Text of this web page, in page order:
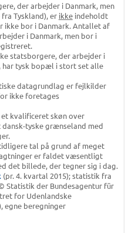
der arbejder i Danmark, men
Tyskland), er ikkeindeholdt
ikke bor i Danmark. Antallet af
i Danmark, men bor i
statsborgere, der arbejder i
har tysk bopæl i stort set alle
datagrundlag er fejlkilder
ikke foretages
kvalificeret skøn over
tyske grænseland med
tal på grund af meget
er faldet væsentligt
det billede, der tegner sig i dag.
(pr. 4. kvartal 2015); statistik fra
Statistik der Bundesagentur für
for Udenlandske
egne beregninger